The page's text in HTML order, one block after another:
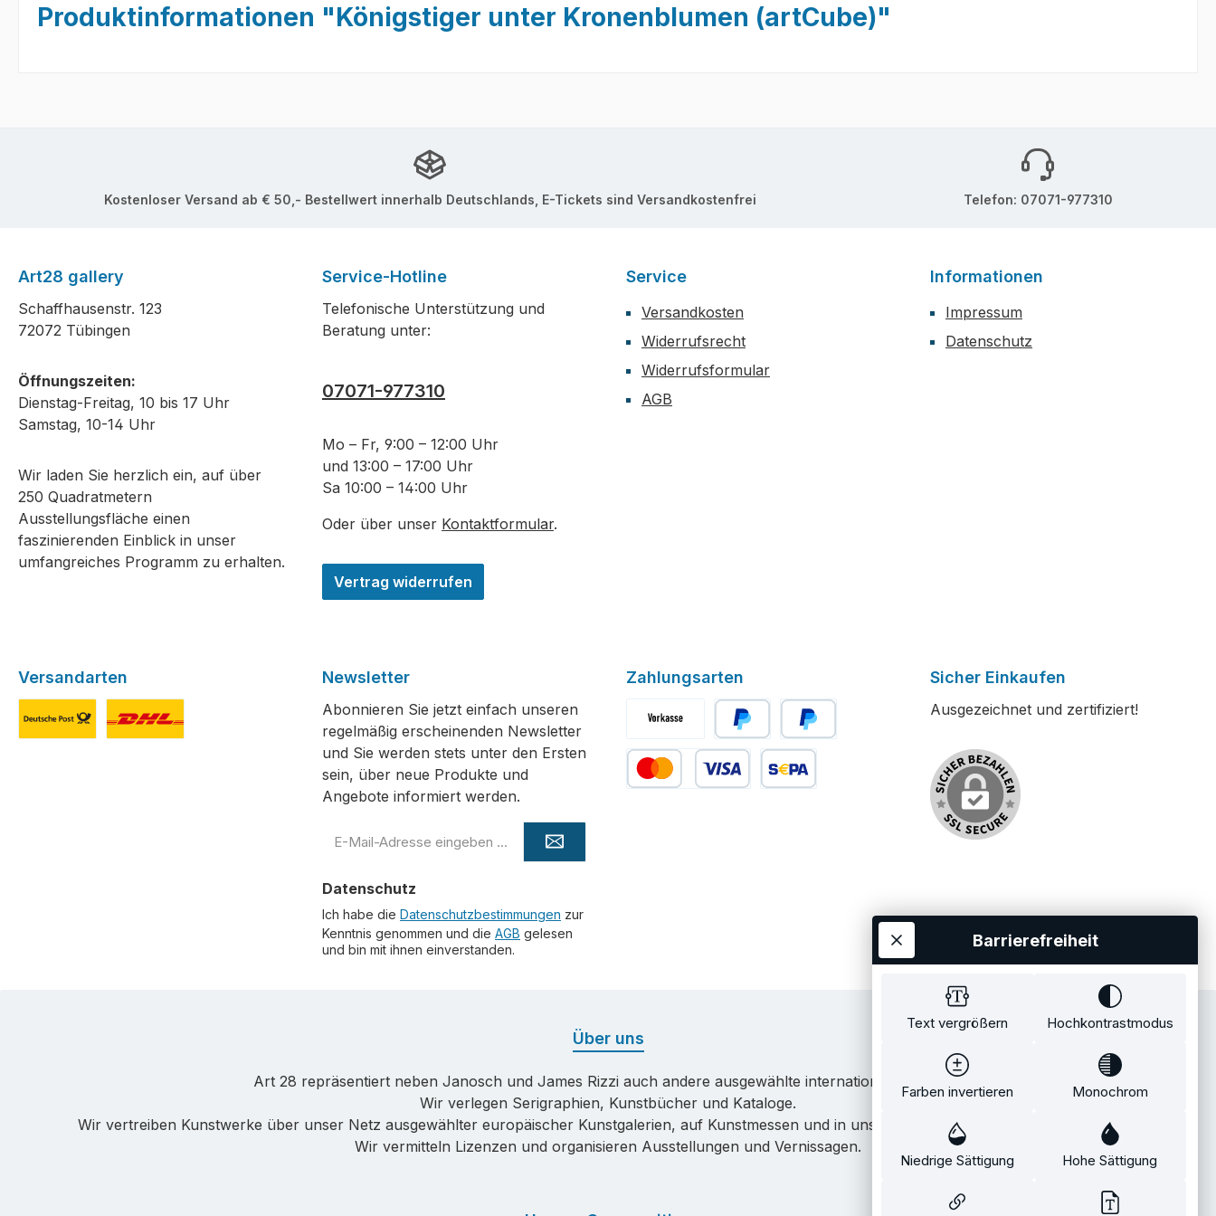
Produktinformationen "Königstiger unter Kronenblumen (artCube)"
Kostenloser Versand ab € 50,- Bestellwert innerhalb Deutschlands, E-Tickets sind Versandkostenfrei Telefon: 07071-977310
Art28 gallery
Schaffhausenstr. 123
72072 Tübingen
Öffnungszeiten:
Dienstag-Freitag, 10 bis 17 Uhr
Samstag, 10-14 Uhr
Wir laden Sie herzlich ein, auf über
250 Quadratmetern
Ausstellungsfläche einen
faszinierenden Einblick in unser
umfangreiches Programm zu erhalten.
Service-Hotline
Telefonische Unterstützung und
Beratung unter:
07071-977310
Mo – Fr, 9:00 – 12:00 Uhr
und 13:00 – 17:00 Uhr
Sa 10:00 – 14:00 Uhr
Oder über unser Kontaktformular.
Vertrag widerrufen
Service
Versandkosten
Widerrufsrecht
Widerrufsformular
AGB
Informationen
Impressum
Datenschutz
Versandarten Newsletter
Abonnieren Sie jetzt einfach unseren
regelmäßig erscheinenden Newsletter
und Sie werden stets unter den Ersten
sein, über neue Produkte und
Angebote informiert werden.
Mail-
*
Datenschutz
Ich habe die Datenschutzbestimmungen zur
Kenntnis genommen und die AGB gelesen
und bin mit ihnen einverstanden.
Zahlungsarten
Vorkasse PayPal Später Bezahlen
Sicher Einkaufen
Ausgezeichnet und zertifiziert!
Über uns
Art 28 repräsentiert neben Janosch und James Rizzi auch andere ausgewählte internationale Künstler.
Wir verlegen Serigraphien, Kunstbücher und Kataloge.
Wir vertreiben Kunstwerke über unser Netz ausgewählter europäischer Kunstgalerien, auf Kunstmessen und in unserem eigenen Showroom in Tübingen.
Wir vermitteln Lizenzen und organisieren Ausstellungen und Vernissagen.
Text vergrößern Hochkontrastmodus
Farben invertieren Monochrom
Niedrige Sättigung Hohe Sättigung
Barrierefreiheit